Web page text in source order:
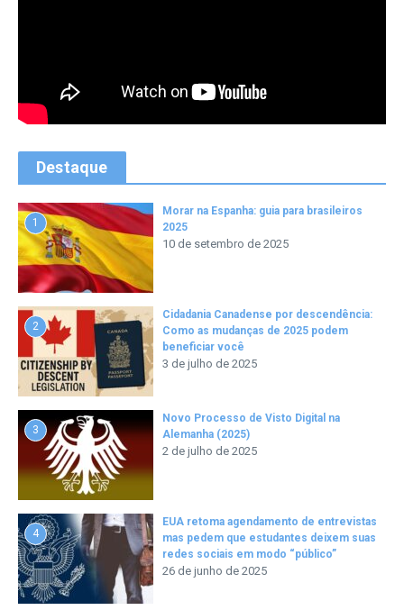
Destaque
1
Morar na Espanha: guia para brasileiros
2025
10 de setembro de 2025
2
Cidadania Canadense por descendência:
Como as mudanças de 2025 podem
beneficiar você
3 de julho de 2025
3
Novo Processo de Visto Digital na
Alemanha (2025)
2 de julho de 2025
4
EUA retoma agendamento de entrevistas
mas pedem que estudantes deixem suas
redes sociais em modo “público”
26 de junho de 2025